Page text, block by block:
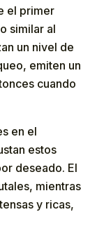
el primer
similar al
un nivel de
emiten un
cuando
en el
estos
deseado. El
mientras
y ricas,